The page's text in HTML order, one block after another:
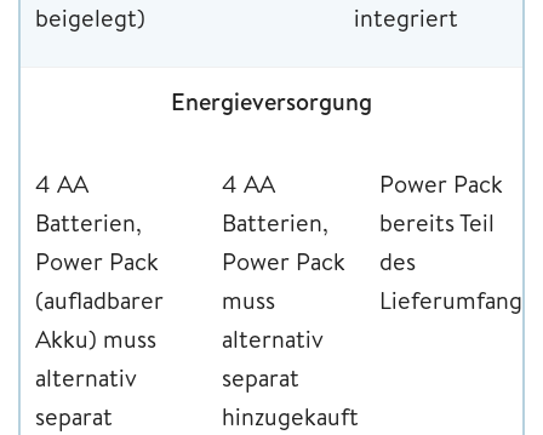
beigelegt)
integriert
Energieversorgung
4 AA
Batterien,
Power Pack
(aufladbarer
Akku) muss
alternativ
separat
4 AA
Batterien,
Power Pack
muss
alternativ
separat
hinzugekauft
Power Pack
bereits Teil
des
Lieferumfangs